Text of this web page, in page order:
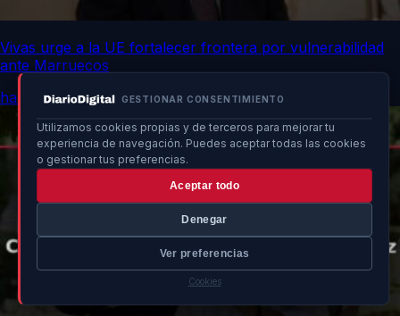
GESTIONAR CONSENTIMIENTO
Utilizamos cookies propias y de terceros para mejorar tu
experiencia de navegación. Puedes aceptar todas las cookies
o gestionar tus preferencias.
Aceptar todo
Denegar
Ver preferencias
Cookies
Vivas urge a la UE fortalecer frontera por vulnerabilidad
ante Marruecos
hace un momento